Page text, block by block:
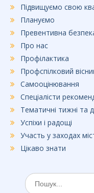
Підвищуємо свою
Плануємо
Превентивна
Про нас
Профілактика
Профспілковий
Самооцінювання
Спеціалісти
Тематичні тижні та
Успіхи і радощі
Участь у заходах
Цікаво знати
Шукати: